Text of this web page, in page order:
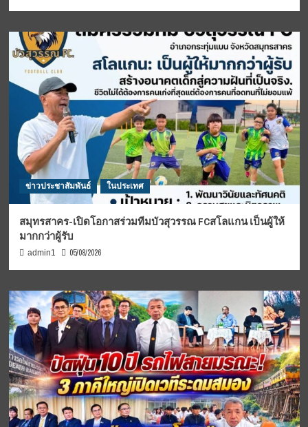
ข่าวประชาสัมพันธ์ ในประเทศ
สมุทรสาคร-เปิดโอกาสร่วมทีมบัวสุวรรณ FCสโลแกน เป็นผู้ให้
มากกว่าผู้รับ
admin1 05/08/2026